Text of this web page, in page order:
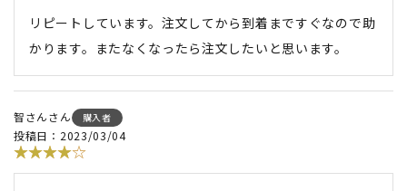
リピートしています。注文してから到着まですぐなので助
かります。またなくなったら注文したいと思います。
智さん 購入者
投稿日 2023/03/04